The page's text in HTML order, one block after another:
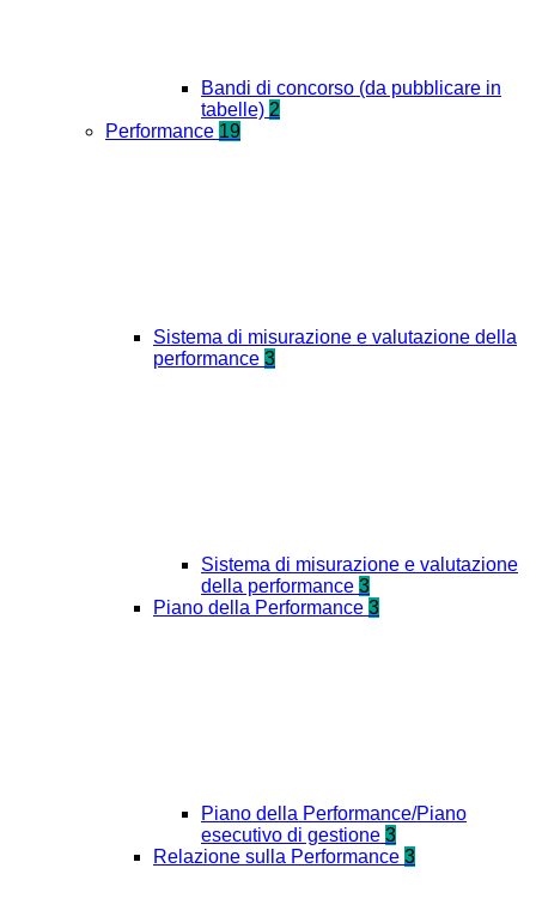
Bandi di concorso (da pubblicare in
tabelle) 2
Performance 19
Sistema di misurazione e valutazione della
performance 3
Sistema di misurazione e valutazione
della performance 3
Piano della Performance 3
Piano della Performance/Piano
esecutivo di gestione 3
Relazione sulla Performance 3